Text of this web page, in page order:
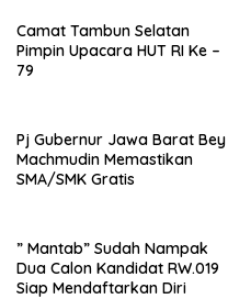
Camat Tambun Selatan
Pimpin Upacara HUT RI Ke –
79
Pj Gubernur Jawa Barat Bey
Machmudin Memastikan
SMA/SMK Gratis
” Mantab” Sudah Nampak
Dua Calon Kandidat RW.019
Siap Mendaftarkan Diri